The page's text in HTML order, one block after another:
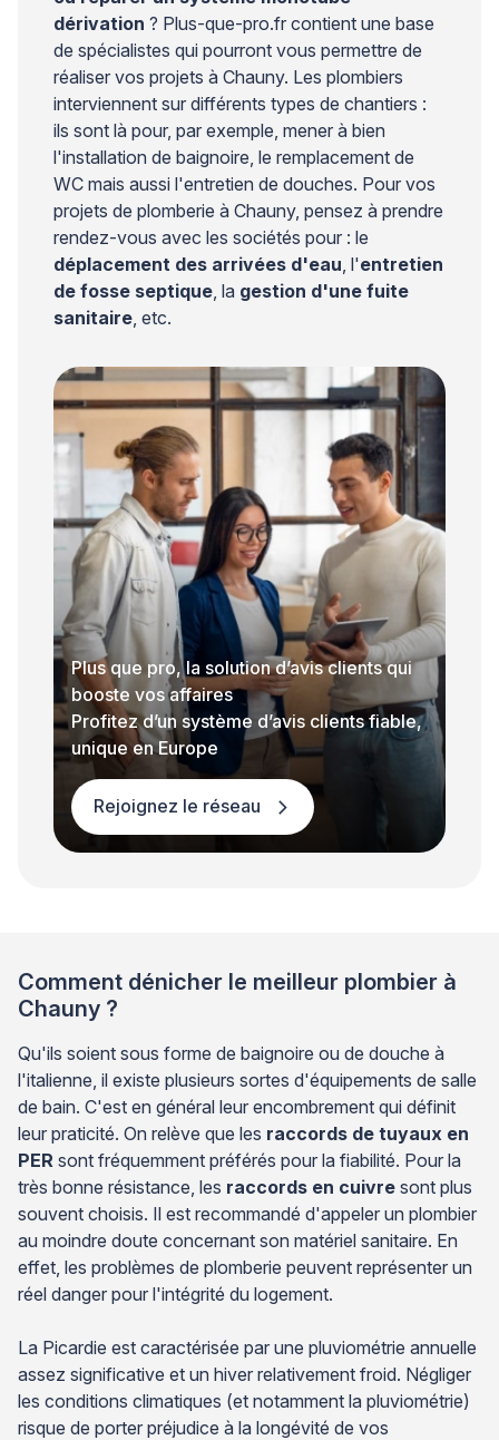
dérivation ? Plus-que-pro.fr contient une base
de spécialistes qui pourront vous permettre de
réaliser vos projets à Chauny. Les plombiers
interviennent sur différents types de chantiers :
ils sont là pour, par exemple, mener à bien
l'installation de baignoire, le remplacement de
WC mais aussi l'entretien de douches. Pour vos
projets de plomberie à Chauny, pensez à prendre
rendez-vous avec les sociétés pour : le
déplacement des arrivées d'eau, l'entretien
de fosse septique, la gestion d'une fuite
sanitaire, etc.
Plus que pro, la solution d’avis clients qui
booste vos affaires
Profitez d’un système d’avis clients fiable,
unique en Europe
Rejoignez le réseau
Comment dénicher le meilleur plombier à
Chauny ?
Qu'ils soient sous forme de baignoire ou de douche à
l'italienne, il existe plusieurs sortes d'équipements de salle
de bain. C'est en général leur encombrement qui définit
leur praticité. On relève que les raccords de tuyaux en
PER sont fréquemment préférés pour la fiabilité. Pour la
très bonne résistance, les raccords en cuivre sont plus
souvent choisis. Il est recommandé d'appeler un plombier
au moindre doute concernant son matériel sanitaire. En
effet, les problèmes de plomberie peuvent représenter un
réel danger pour l'intégrité du logement.
La Picardie est caractérisée par une pluviométrie annuelle
assez significative et un hiver relativement froid. Négliger
les conditions climatiques (et notamment la pluviométrie)
risque de porter préjudice à la longévité de vos